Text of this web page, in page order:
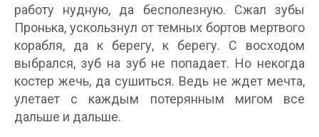
работу нудную, да бесполезную. Сжал зубы
Пронька, ускользнул от темных бортов мертвого
корабля, да к берегу, к берегу. С восходом
выбрался, зуб на зуб не попадает. Но некогда
костер жечь, да сушиться. Ведь не ждет мечта,
улетает с каждым потерянным мигом все
дальше и дальше.